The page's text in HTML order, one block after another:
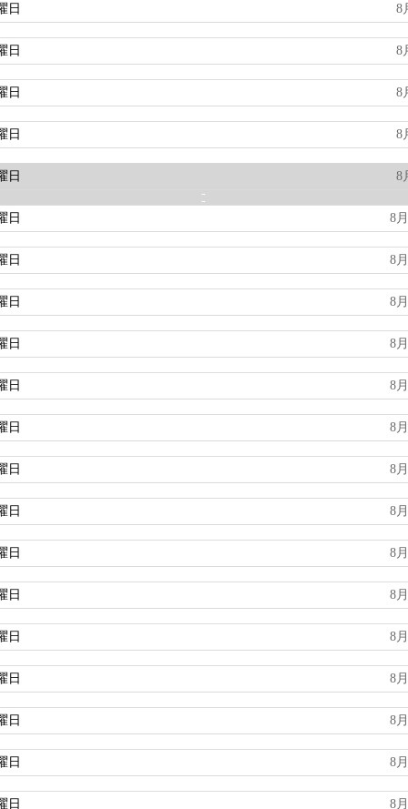
日 8
日 8
日 8
日 8
日 8
日 8
日 8
日 8
日 8
日 8
日 8
日 8
日 8
日 8
日 8
日 8
日 8
日 8
日 8
日 8